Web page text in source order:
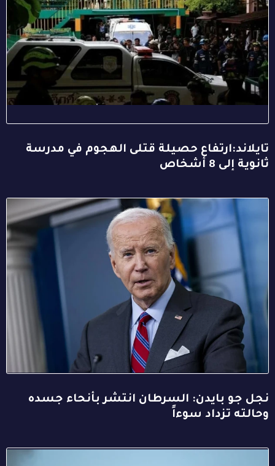
تايلاند:ارتفاع حصيلة قتلى الهجوم في مدرسة
ثانوية إلى 8 أشخاص
نجل جو بايدن: السرطان انتشر بأنحاء جسده
وحالته تزداد سوءاً